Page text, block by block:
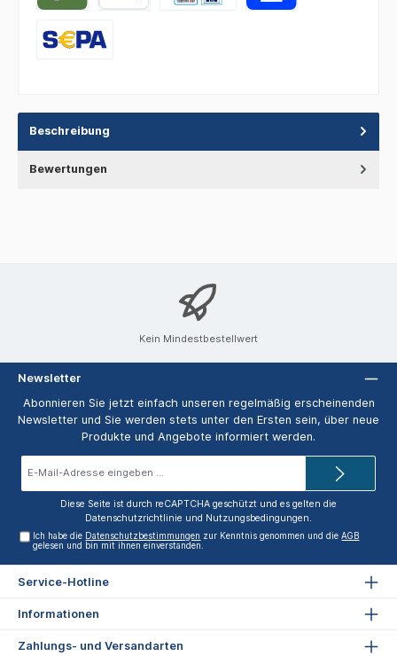
Beschreibung
Bewertungen
Kein Mindestbestellwert
Newsletter
Abonnieren Sie jetzt einfach unseren regelmäßig erscheinenden
Newsletter und Sie werden stets unter den Ersten sein, über neue
Produkte und Angebote informiert werden.
Diese Seite ist durch reCAPTCHA geschützt und es gelten die
Datenschutzrichtlinie und Nutzungsbedingungen.
Ich habe die Datenschutzbestimmungen zur Kenntnis genommen und dieAGB
gelesen und bin mit ihnen einverstanden.
Service-Hotline
Informationen
Zahlungs- und Versandarten